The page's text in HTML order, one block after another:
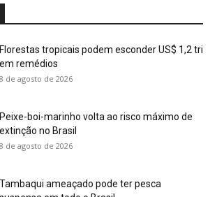
Cabeça-seca pesca de bico aberto e fecha ao
8 de agosto de 2026
8 de agosto de 2026